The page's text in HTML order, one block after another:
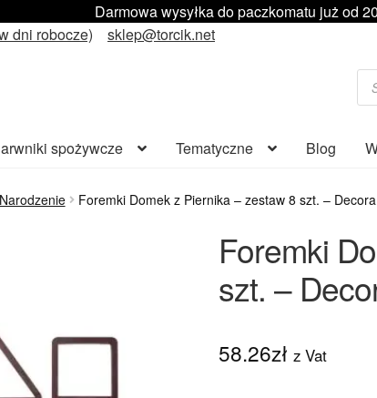
Darmowa wysyłka do paczkomatu już od
dni robocze) sklep@torcik.net
spożywcze Tematyczne Blog
Foremki Domek z Piernika – zestaw 8 szt. – Decora
Foremki
szt. –
58.26zł z Vat